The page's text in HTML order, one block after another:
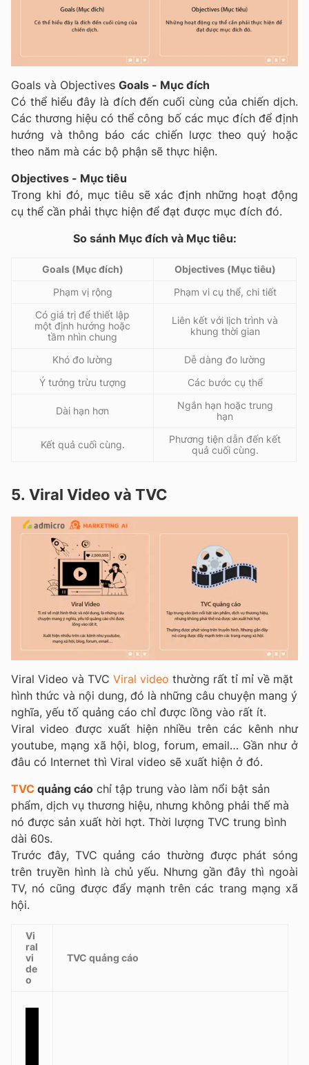
Goals và Objectives Goals - Mục đích
Có thể hiểu đây là đích đến cuối cùng của chiến dịch.
Các thương hiệu có thể công bố các mục đích để định
hướng và thông báo các chiến lược theo quý hoặc
theo năm mà các bộ phận sẽ thực hiện.
Objectives - Mục tiêu
Trong khi đó, mục tiêu sẽ xác định những hoạt động
cụ thể cần phải thực hiện để đạt được mục đích đó.
So sánh Mục đích và Mục tiêu:
Goals (Mục đích) Objectives (Mục tiêu)
Phạm vị rộng Phạm vi cụ thể, chi tiết
Có giá trị để thiết lập
một định hướng hoặc
tầm nhìn chung
Liên kết với lịch trình và
khung thời gian
Khó đo lường Dễ dàng đo lường
Ý tưởng trừu tượng Các bước cụ thể
Dài hạn hơn
Ngắn hạn hoặc trung
hạn
Kết quả cuối cùng.
Phương tiện dẫn đến kết
quả cuối cùng.
5. Viral Video và TVC
Viral Video và TVC Viral video thường rất tỉ mỉ về mặt
hình thức và nội dung, đó là những câu chuyện mang ý
nghĩa, yếu tố quảng cáo chỉ được lồng vào rất ít.
Viral video được xuất hiện nhiều trên các kênh như
youtube, mạng xã hội, blog, forum, email… Gần như ở
đâu có Internet thì Viral video sẽ xuất hiện ở đó.
TVC quảng cáo chỉ tập trung vào làm nổi bật sản
phẩm, dịch vụ thương hiệu, nhưng không phải thế mà
nó được sản xuất hời hợt. Thời lượng TVC trung bình
dài 60s.
Trước đây, TVC quảng cáo thường được phát sóng
trên truyền hình là chủ yếu. Nhưng gần đây thì ngoài
TV, nó cũng được đẩy mạnh trên các trang mạng xã
hội.
Vi
ral
vi
de
o
TVC quảng cáo